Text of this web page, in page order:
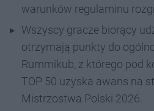
warunków regulaminu
Wszyscy gracze biorący
otrzymają punkty do
Rummikub, z którego pod
TOP 50 uzyska awans na
Mistrzostwa Polski 2026.